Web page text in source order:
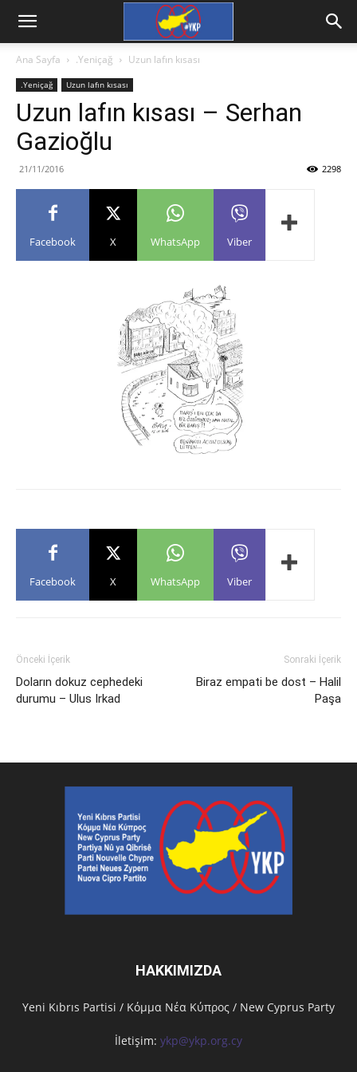
Ana Sayfa .Yeniçağ Uzun lafın kısası
.Yeniçağ Uzun lafın kısası
Uzun lafın kısası – Serhan
Gazioğlu
21/11/2016 2298
Facebook X WhatsApp Viber
Facebook X WhatsApp Viber
Önceki İçerik
Doların dokuz cephedeki
durumu – Ulus Irkad
Sonraki İçerik
Biraz empati be dost – Halil
Paşa
HAKKIMIZDA
Υeni Kıbrıs Partisi / Κόμμα Νέα Κύπρος / New Cyprus Party
İletişim: ykp@ykp.org.cy